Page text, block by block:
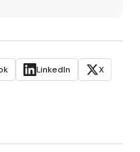
LinkedIn
X